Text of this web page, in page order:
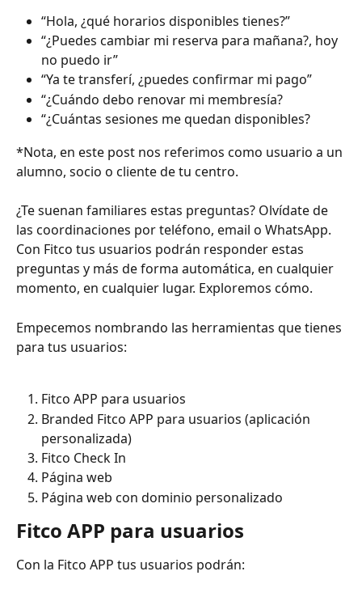
“Hola, ¿qué horarios disponibles tienes?”
“¿Puedes cambiar mi reserva para mañana?, hoy
no puedo ir”
“Ya te transferí, ¿puedes confirmar mi pago”
“¿Cuándo debo renovar mi membresía?
“¿Cuántas sesiones me quedan disponibles?
*Nota, en este post nos referimos como usuario a un
alumno, socio o cliente de tu centro.
¿Te suenan familiares estas preguntas? Olvídate de
las coordinaciones por teléfono, email o WhatsApp.
Con Fitco tus usuarios podrán responder estas
preguntas y más de forma automática, en cualquier
momento, en cualquier lugar. Exploremos cómo.
Empecemos nombrando las herramientas que tienes
para tus usuarios:
Fitco APP para usuarios
Branded Fitco APP para usuarios (aplicación
personalizada)
Fitco Check In
Página web
Página web con dominio personalizado
Fitco APP para usuarios
Con la Fitco APP tus usuarios podrán: